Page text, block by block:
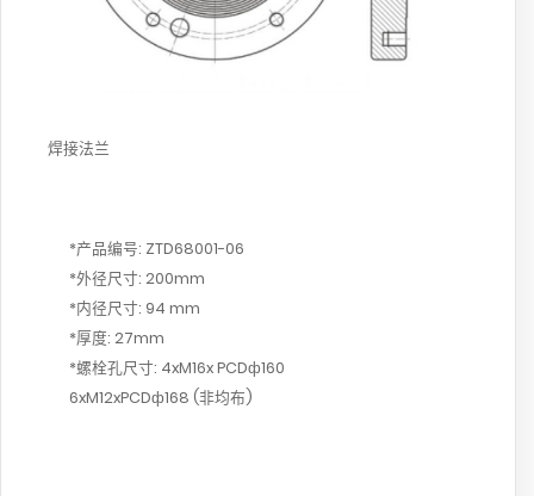
焊接法兰
*产品编号: ZTD68001-06
*外径尺寸: 200mm
*内径尺寸: 94 mm
*厚度: 27mm
*螺栓孔尺寸: 4xM16x PCDф160
6xM12xPCDф168 (非均布)